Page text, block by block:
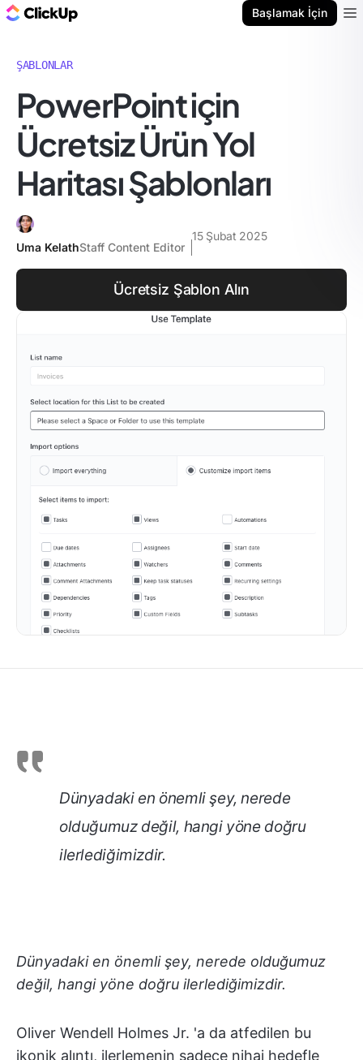
Başlamak İçin
ŞABLONLAR
PowerPoint için
Ücretsiz Ürün Yol
Haritası Şablonları
Uma KelathStaff Content Editor
15 Şubat 2025
Ücretsiz Şablon Alın
Dünyadaki en önemli şey, nerede
olduğumuz değil, hangi yöne doğru
ilerlediğimizdir.
Dünyadaki en önemli şey, nerede olduğumuz
değil, hangi yöne doğru ilerlediğimizdir.
Oliver Wendell Holmes Jr. 'a da atfedilen bu
ikonik alıntı, ilerlemenin sadece nihai hedefle